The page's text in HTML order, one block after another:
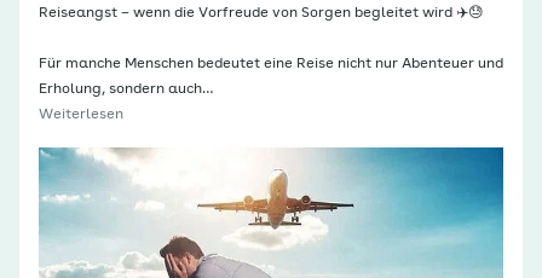
Reiseangst – wenn die Vorfreude von Sorgen begleitet wird ✈️😓
Für manche Menschen bedeutet eine Reise nicht nur Abenteuer und
Erholung, sondern auch…
Weiterlesen